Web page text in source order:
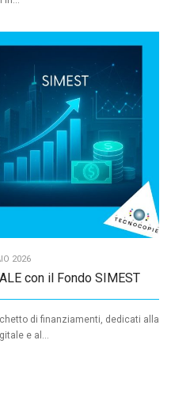
2026
con il Fondo SIMEST
di finanziamenti, dedicati alla
e al...